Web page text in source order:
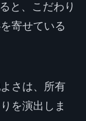
と、こだわり
寄せている
さは、所有
を演出しま